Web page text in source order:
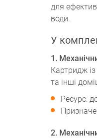
для
води.
У
1.
Картридж
та інші
Ресурс:
2.